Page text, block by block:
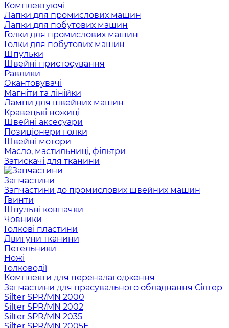
Комплектуючі
Лапки для промислових машин
Лапки для побутових машин
Голки для промислових машин
Голки для побутових машин
Шпульки
Швейні пристосування
Равлики
Окантовувачі
Магніти та лінійки
Лампи для швейних машин
Кравецькі ножиці
Швейні аксесуари
Позиціонери голки
Швейні мотори
Масло, мастильниці, фільтри
Затискачі для тканини
Запчастини
Запчастини до промислових швейних машин
Гвинти
Шпульні ковпачки
Човники
Голкові пластини
Двигуни тканини
Петельники
Ножі
Голководії
Комплекти для переналагодження
Запчастини для прасувального обладнання Сілтер
Silter SPR/MN 2000
Silter SPR/MN 2002
Silter SPR/MN 2035